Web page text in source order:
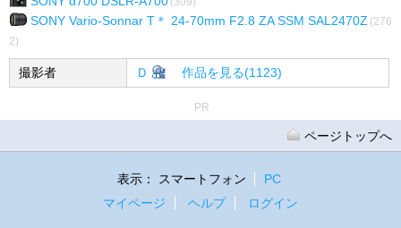
SONY Vario-Sonnar T＊ 24-70mm F2.8 ZA SSM SAL2470Z (276
2)
撮影者 Ｄ 作品を見る(1123)
PR
ページトップへ
表示： スマートフォン
PC
マイページ
ヘルプ ログイン